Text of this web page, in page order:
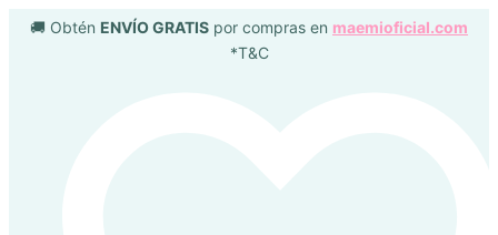
🚚 Obtén ENVÍO GRATIS por compras en maemioficial.com
*T&C